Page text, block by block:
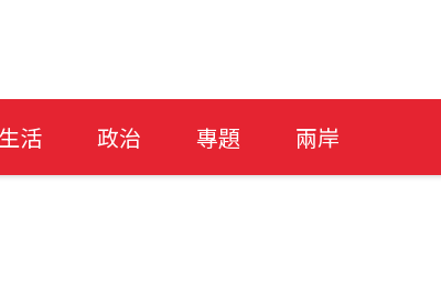
生活 政治 專題 兩岸